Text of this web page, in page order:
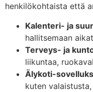
henkilökohtaista että
Kalenteri- ja
hallitsemaan
Terveys- ja
liikuntaa,
Älykoti-
kuten